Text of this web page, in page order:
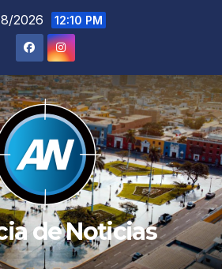
2026 12:10 PM
de Noticias